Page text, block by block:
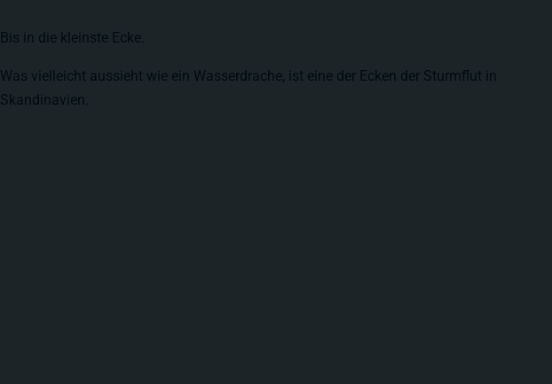
Bis in die kleinste Ecke.
Was vielleicht aussieht wie ein Wasserdrache, ist eine der Ecken der Sturmflut in
Skandinavien.